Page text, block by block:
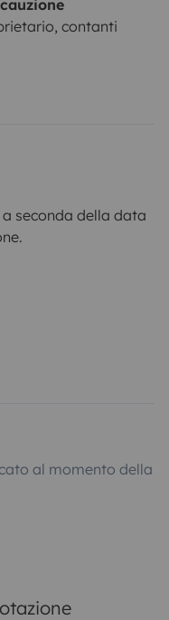
contanti
seconda della data
al momento della